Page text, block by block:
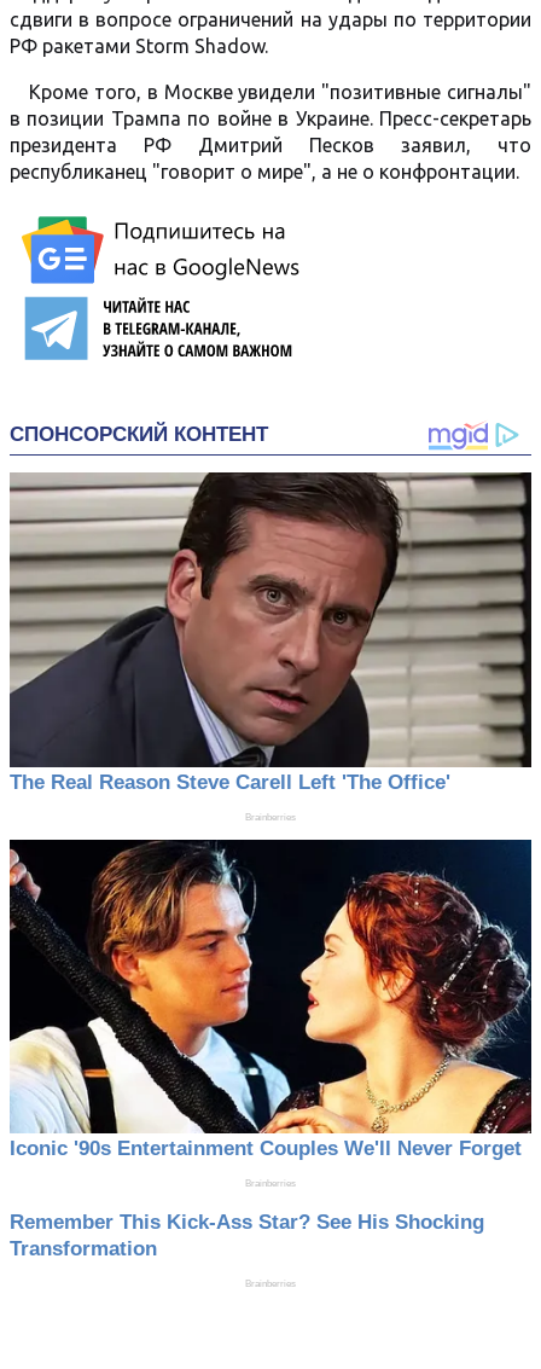
сдвиги в вопросе ограничений на удары по территории
РФ ракетами Storm Shadow.
Кроме того, в Москве увидели "позитивные сигналы"
в позиции Трампа по войне в Украине. Пресс-секретарь
президента РФ Дмитрий Песков заявил, что
республиканец "говорит о мире", а не о конфронтации.